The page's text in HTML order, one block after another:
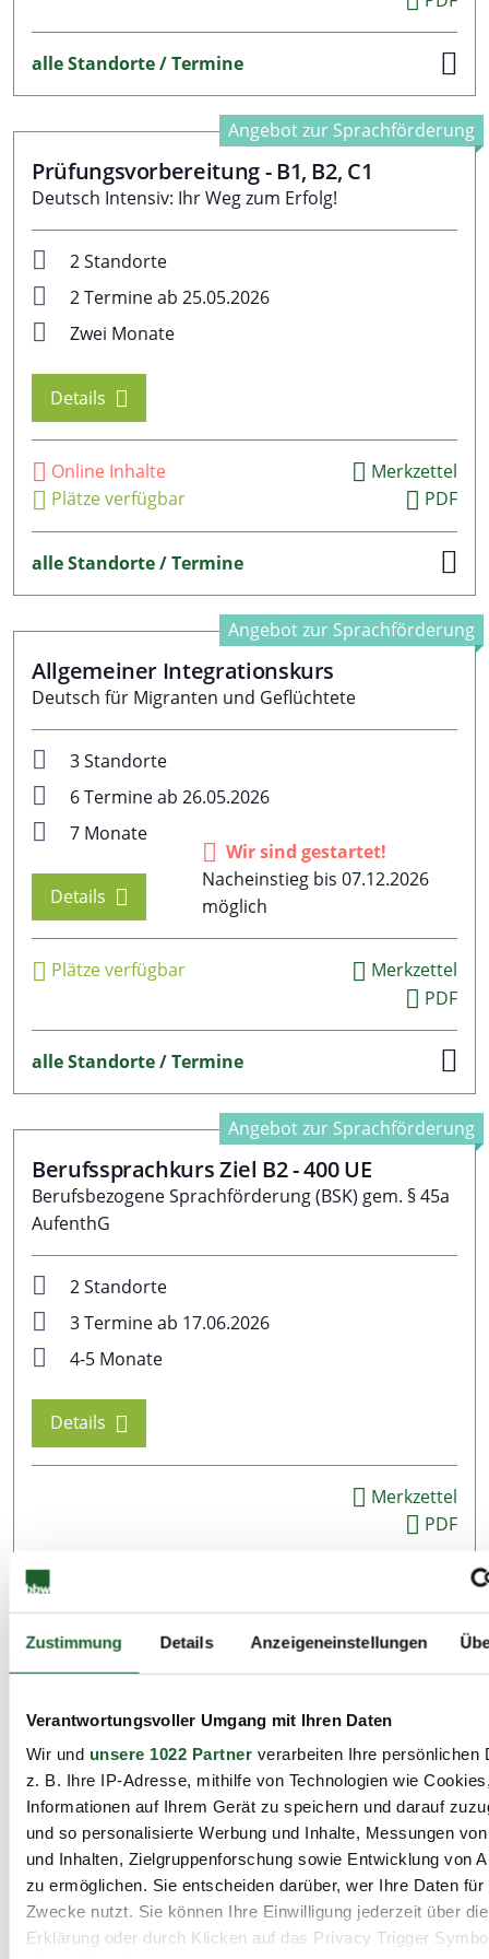
Zustimmung Details Anzeigeneinstellungen
Verantwortungsvoller Umgang mit Ihren Daten
Wir und unsere 1022 Partnerverarbeiten Ihre persönlichen
z. B. Ihre IP-Adresse, mithilfe von Technologien wie
Informationen auf Ihrem Gerät zu speichern und darauf
und so personalisierte Werbung und Inhalte, Messungen
und Inhalten, Zielgruppenforschung sowie Entwicklung von
zu ermöglichen. Sie entscheiden darüber, wer Ihre Daten für
Zwecke nutzt. Sie können Ihre Einwilligung jederzeit über
Erklärung oder durch Klicken auf das Privacy Trigger
alle Standorte / Termine
Prüfungsvorbereitung - B1, B2, C1
Deutsch Intensiv: Ihr Weg zum Erfolg!
2 Standorte
2 Termine ab 25.05.2026
Zwei Monate
Details
Online Inhalte
Plätze verfügbar
Merkzettel
PDF
alle Standorte / Termine
Angebot zur Sprachförderung
Allgemeiner Integrationskurs
Deutsch für Migranten und Geflüchtete
3 Standorte
6 Termine ab 26.05.2026
7 Monate
Details
Wir sind gestartet!
Nacheinstieg bis 07.12.2026
möglich
Plätze verfügbar
Merkzettel
PDF
alle Standorte / Termine
Angebot zur Sprachförderung
Berufssprachkurs Ziel B2 - 400 UE
Berufsbezogene Sprachförderung (BSK) gem. § 45a
AufenthG
2 Standorte
3 Termine ab 17.06.2026
4-5 Monate
Details
Merkzettel
PDF
alle Standorte / Termine
Angebot zur Sprachförderung
Deutsch für Migranten und Geflüchtete
2 Standorte
2 Termine ab 23.06.2026
7 Module
Details
Wir sind gestartet!
Nacheinstieg bis 30.11.2026
möglich
Angebot zur Sprachförderung